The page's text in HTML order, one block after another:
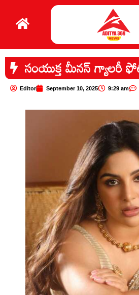
సంయుక్త మీనన్ గ్యాలరీ
Editor September 10, 2025 9:29 am